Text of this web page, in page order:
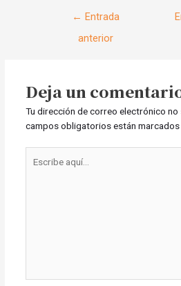
← Entrada
anterior
Deja un
Tu dirección de correo electrónico no
campos obligatorios están marcados
aquí...